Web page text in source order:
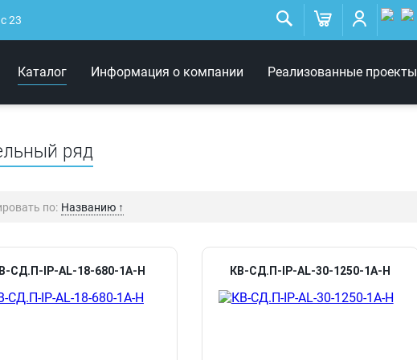
23
КаталогИнтерьерные светильники
Информация о компании Реализованные проекты
ряд
по: Названию ↑
↑
↓
СД.П-IP-AL-18-680-1А-Н КВ-СД.П-IP-AL-30-1250-1А-Н